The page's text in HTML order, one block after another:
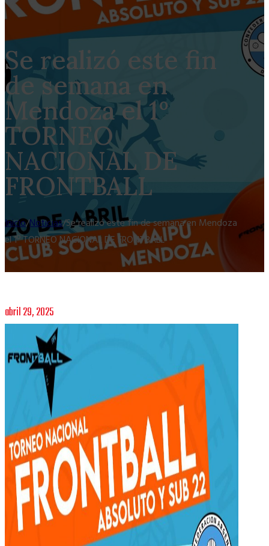
Se realizó este fin
de semana en
Mendoza el 1º
TORNEO
NACIONAL DE
FRONTBALL
Inicio/Noticias/Se realizó este fin de semana en Mendoza
el 1º TORNEO NACIONAL DE FRONTBALL
abril 29, 2025